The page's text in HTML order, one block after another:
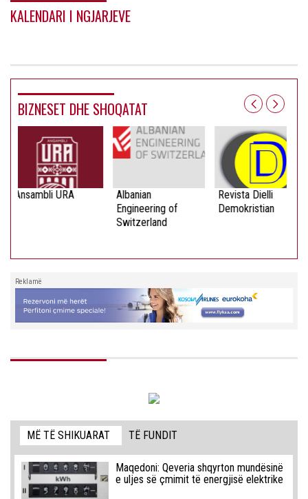
KALENDARI I NGJARJEVE
BIZNESET DHE SHOQATAT
Ansambli URA
Albanian
Engineering of
Switzerland
Revista Dielli
Demokristian
Reklamë
MË TË SHIKUARAT TË FUNDIT
Maqedoni: Qeveria shqyrton mundësinë
e uljes së çmimit të energjisë elektrike